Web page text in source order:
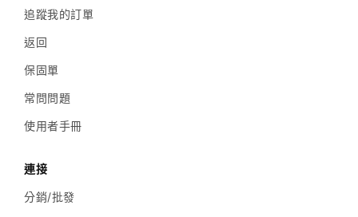
追蹤我的訂單
返回
保固單
常問問題
使用者手冊
連接
分銷/批發